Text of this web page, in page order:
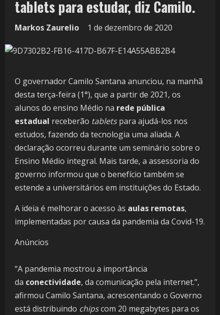
tablets para estudar, diz Camilo.
Markos Zaurelio 1 de dezembro de 2020
O governador Camilo Santana anunciou, na manhã
desta terça-feira (1°), que a partir de 2021, os
alunos do ensino Médio na rede pública
estadual receberão tabletspara ajudá-los nos
estudos, fazendo da tecnologia uma aliada. A
declaração ocorreu durante um seminário sobre o
Ensino Médio integral. Mais tarde, a assessoria do
governo informou que o benefício também se
estende a universitários em instituições do Estado.
A ideia é melhorar o acesso às aulas remotas,
implementadas por causa da pandemia da Covid-19.
Anúncios
“A pandemia mostrou a importância
da conectividade, da comunicação pela internet.”,
afirmou Camilo Santana, acrescentando o Governo
está distribuindo chipscom 20 megabytes para os